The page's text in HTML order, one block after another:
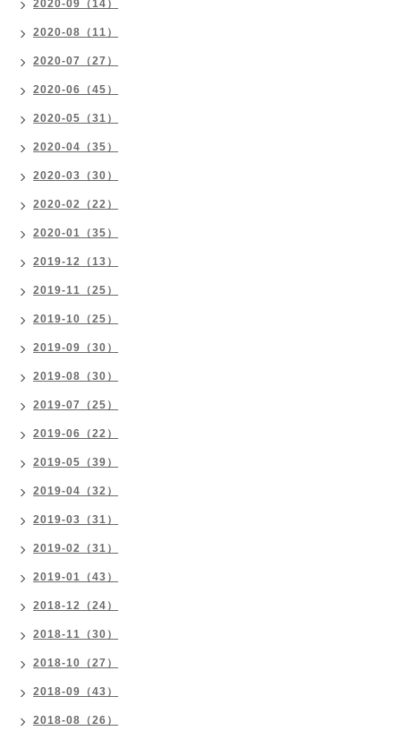
2020-09（14）
2020-08（11）
2020-07（27）
2020-06（45）
2020-05（31）
2020-04（35）
2020-03（30）
2020-02（22）
2020-01（35）
2019-12（13）
2019-11（25）
2019-10（25）
2019-09（30）
2019-08（30）
2019-07（25）
2019-06（22）
2019-05（39）
2019-04（32）
2019-03（31）
2019-02（31）
2019-01（43）
2018-12（24）
2018-11（30）
2018-10（27）
2018-09（43）
2018-08（26）